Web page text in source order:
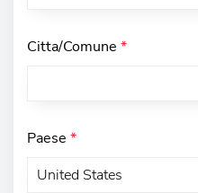
Citta/Comune *
Paese *